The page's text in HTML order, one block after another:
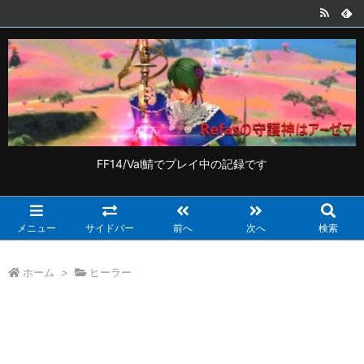
FF14/Val鯖でプレイ中の記録です
メニュー サイドバー 前へ 次へ 検索
ホーム > ヒーラー